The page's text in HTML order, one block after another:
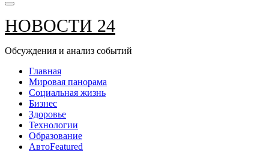
НОВОСТИ 24
Обсуждения и анализ событий
Главная
Мировая панорама
Социальная жизнь
Бизнес
Здоровье
Технологии
Образование
АвтоFeatured